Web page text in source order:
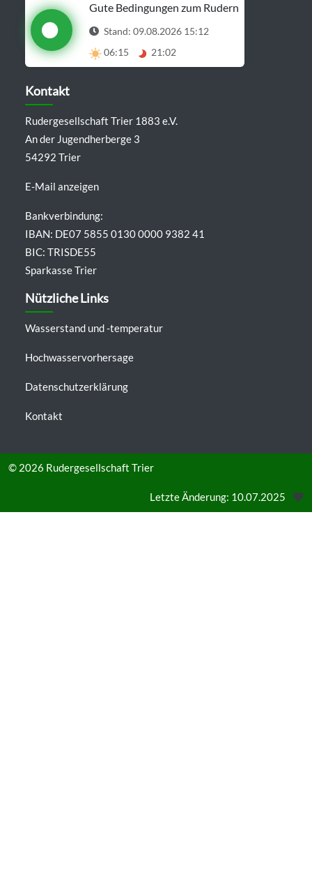
Gute Bedingungen zum Rudern
Stand: 09.08.2026 15:12
06:15
21:02
Details anzeigen
Kontakt
Rudergesellschaft Trier 1883 e.V.
An der Jugendherberge 3
54292 Trier
E-Mail anzeigen
Bankverbindung:
IBAN: DE07 5855 0130 0000 9382 41
BIC: TRISDE55
Sparkasse Trier
Nützliche Links
Wasserstand und -temperatur
Hochwasservorhersage
Datenschutzerklärung
Kontakt
© 2026 Rudergesellschaft Trier
Letzte Änderung: 10.07.2025